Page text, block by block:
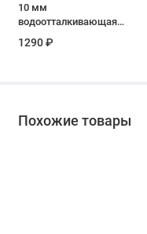
10 мм
водоотталкивающая
Aquastatic 70 зеленая
1290 ₽
Похожие товары